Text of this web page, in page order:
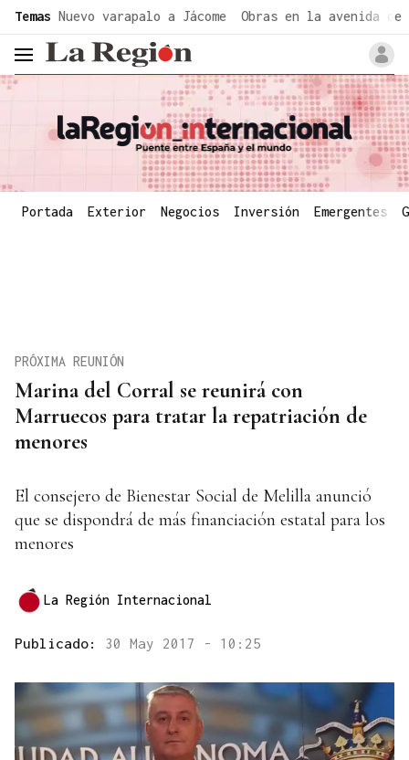
Temas Nuevo varapalo a Jácome Obras en la avenida de
header.menu.open
Portada Exterior Negocios Inversión Emergentes
Marina del Corral se reunirá con
Marruecos para tratar la repatriación de
menores
PRÓXIMA REUNIÓN
El consejero de Bienestar Social de Melilla anunció
que se dispondrá de más financiación estatal para los
menores
La Región Internacional
Publicado: 30 May 2017 - 10:25